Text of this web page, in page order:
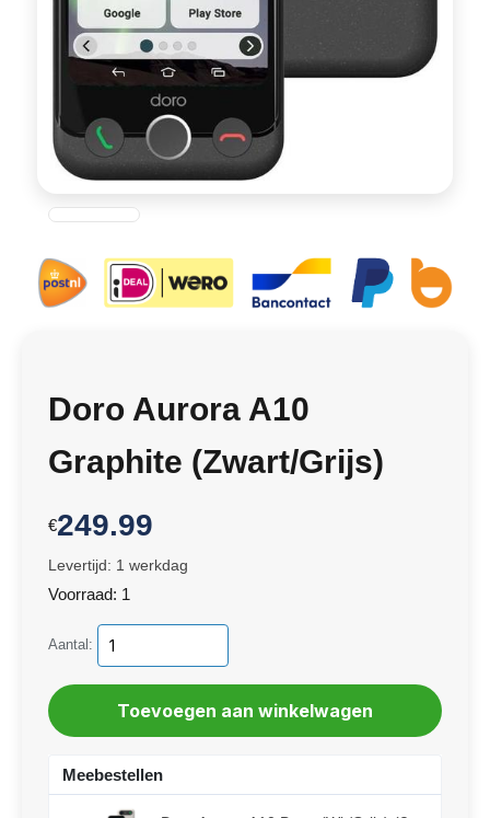
Doro Aurora A10
Graphite (Zwart/Grijs)
€249.99
Levertijd: 1 werkdag
Voorraad: 1
Aantal:
Meebestellen